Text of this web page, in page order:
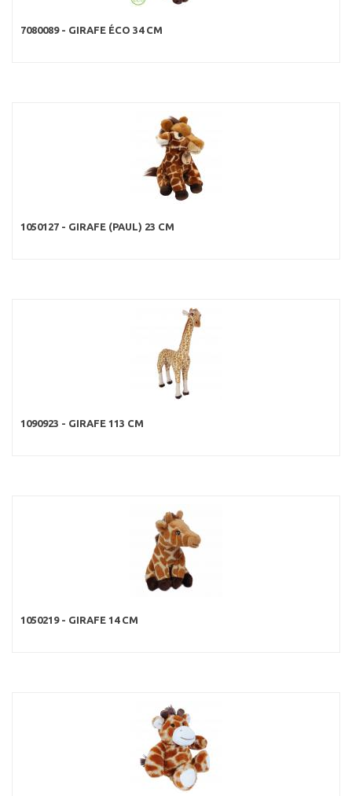
7080089 - GIRAFE ÉCO 34 CM
1050127 - GIRAFE (PAUL) 23 CM
1090923 - GIRAFE 113 CM
1050219 - GIRAFE 14 CM